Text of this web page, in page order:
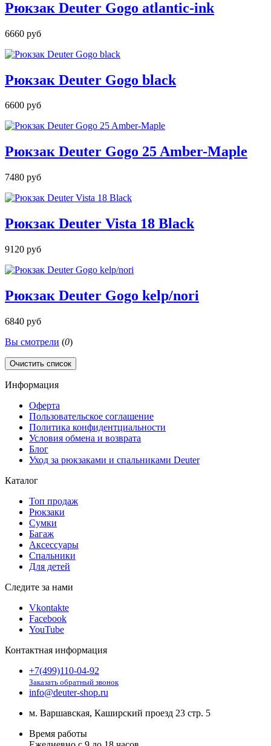
Рюкзак Deuter Gogo atlantic-ink
6660 руб
Рюкзак Deuter Gogo black
6600 руб
Рюкзак Deuter Gogo 25 Amber-Maple
7480 руб
Рюкзак Deuter Vista 18 Black
9120 руб
Рюкзак Deuter Gogo kelp/nori
6840 руб
Вы смотрели (0)
Очистить список
Информация
Оферта
Пользовательское соглашение
Политика конфидентциальности
Условия обмена и возврата
Блог
Уход за рюкзаками и спальниками Deuter
Каталог
Топ продаж
Рюкзаки
Сумки
Багаж
Аксессуары
Спальники
Для детей
Следите за нами
Vkontakte
Facebook
YouTube
Контактная информация
+7(499)110-04-92
Заказать обратный звонок
info@deuter-shop.ru
м. Варшавская, Каширский проезд 23 стр. 5
Время работы